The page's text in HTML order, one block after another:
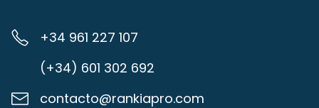
+34 961 227 107
(+34) 601 302 692
contacto@rankiapro.com